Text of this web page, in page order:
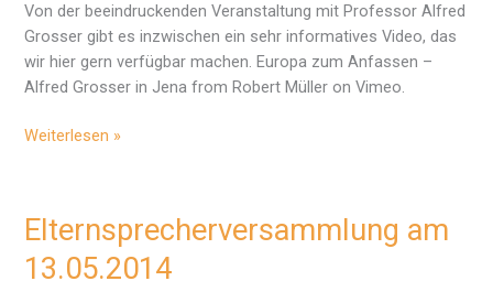
Von der beeindruckenden Veranstaltung mit Professor Alfred
Grosser gibt es inzwischen ein sehr informatives Video, das
wir hier gern verfügbar machen. Europa zum Anfassen –
Alfred Grosser in Jena from Robert Müller on Vimeo.
Video
Weiterlesen »
Elternsprecherversammlung am
13.05.2014